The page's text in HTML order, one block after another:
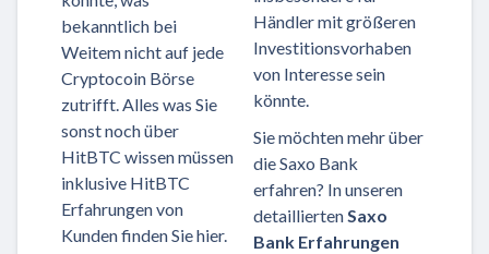
bekanntlich bei
Weitem nicht auf jede
Cryptocoin Börse
zutrifft. Alles was Sie
sonst noch über
HitBTC wissen müssen
inklusive HitBTC
Erfahrungen von
Kunden finden Sie hier.
Händler mit größeren
Investitionsvorhaben
von Interesse sein
könnte.
Sie möchten mehr über
die Saxo Bank
erfahren? In unseren
detailliertenSaxo
Bank Erfahrungen